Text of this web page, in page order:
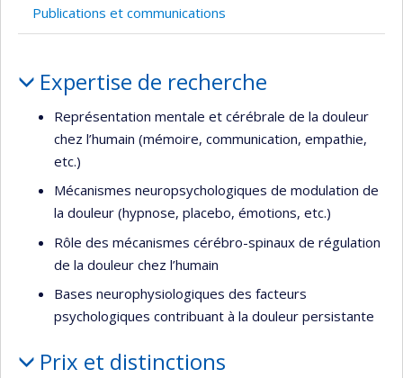
Publications et communications
Expertise de recherche
Représentation mentale et cérébrale de la douleur
chez l’humain (mémoire, communication, empathie,
etc.)
Mécanismes neuropsychologiques de modulation de
la douleur (hypnose, placebo, émotions, etc.)
Rôle des mécanismes cérébro-spinaux de régulation
de la douleur chez l’humain
Bases neurophysiologiques des facteurs
psychologiques contribuant à la douleur persistante
Prix et distinctions